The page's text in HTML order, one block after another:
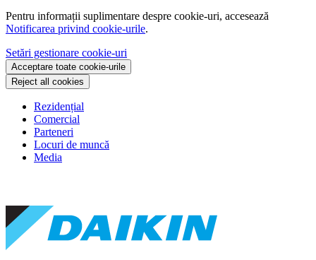
Pentru informații suplimentare despre cookie-uri, accesează
Notificarea privind cookie-urile.
Setări gestionare cookie-uri
Acceptare toate cookie-urile
Reject all cookies
Rezidențial
Comercial
Parteneri
Locuri de muncă
Media